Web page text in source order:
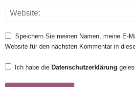
Speichern Sie meinen Namen, meine E-
Website für den nächsten Kommentar in
Ich habe die Datenschutzerklärung